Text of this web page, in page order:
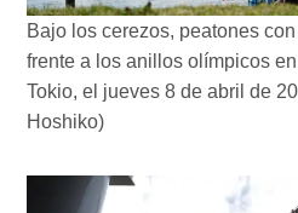
Bajo los cerezos, peatones
frente a los anillos olímpicos
Tokio, el jueves 8 de abril de
Hoshiko)